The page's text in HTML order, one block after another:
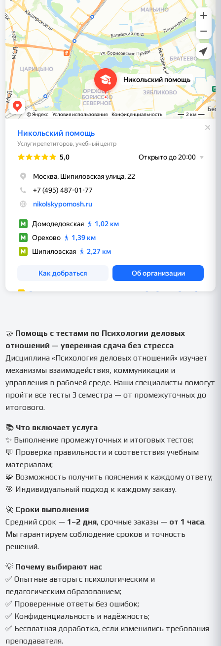
🤝 Помощь с тестами по Психологии деловых
отношений — уверенная сдача без стресса
Дисциплина «Психология деловых отношений» изучает
механизмы взаимодействия, коммуникации и
управления в рабочей среде. Наши специалисты помогут
пройти все тесты 3 семестра — от промежуточных до
итогового.
📚 Что включает услуга
✨ Выполнение промежуточных и итоговых тестов;
💬 Проверка правильности и соответствия учебным
материалам;
🧩 Возможность получить пояснения к каждому ответу;
🎯 Индивидуальный подход к каждому заказу.
🚀 Сроки выполнения
Средний срок — 1–2 дня, срочные заказы — от 1 часа.
Мы гарантируем соблюдение сроков и точность
решений.
💡 Почему выбирают нас
✅ Опытные авторы с психологическим и
педагогическим образованием;
✅ Проверенные ответы без ошибок;
✅ Конфиденциальность и надёжность;
✅ Бесплатная доработка, если изменились требования
преподавателя.